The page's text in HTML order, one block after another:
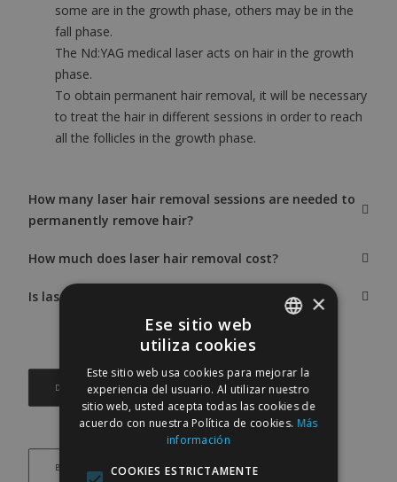
some are in the growth phase, others may be in the
fall phase.
The Nd:YAG medical laser acts on hair in the growth
phase.
To obtain permanent hair removal, it will be necessary
to treat the hair in different sessions in order to reach
all the follicles in the growth phase.
How many laser hair removal sessions are needed to
permanently remove hair?
How much does laser hair removal cost?
Is laser hair removal painful?
DO YOU HAVE ANY QUESTIONS?
BOOK AN APPOINTMENT
ENGLISH
×
Ese sitio web
utiliza cookies
Este sitio web usa cookies para mejorar la
experiencia del usuario. Al utilizar nuestro
sitio web, usted acepta todas las cookies de
acuerdo con nuestra Política de cookies. Más
información
COOKIES ESTRICTAMENTE